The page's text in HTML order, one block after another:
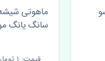
عقب چپ